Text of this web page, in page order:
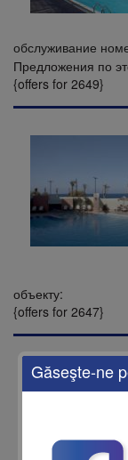
обслуживание
Предложения по
{offers for 2649}
объекту:
{offers for 2647}
Găseşte-ne